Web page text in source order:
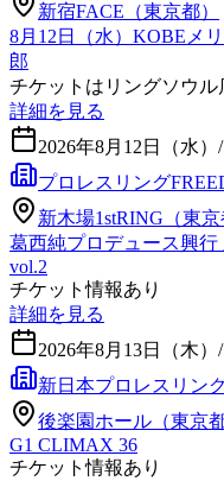
新宿FACE（東京都）
8月12日（水）KOBEメ
郎
チケットはリングソウ
詳細を見る
2026年8月12日（水） /
プロレスリング
新木場1stRING（東京
葛西純プロデュース興
vol.2
チケット情報あり
詳細を見る
2026年8月13日（木） /
新日本プロレスリン
後楽園ホール（東京都
G1 CLIMAX 36
チケット情報あり